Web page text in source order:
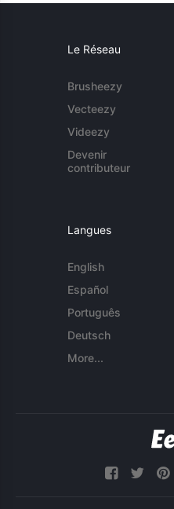
Le Réseau
Brusheezy
Vecteezy
Videezy
Devenir
contributeur
Langues
English
Español
Português
Deutsch
More...